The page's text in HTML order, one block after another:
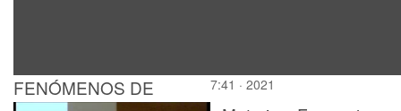
FENÓMENOS DE
7:41 · 2021